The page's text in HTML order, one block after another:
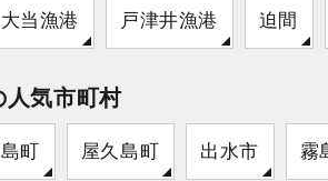
大当漁港 戸津井漁港 迫間
人気市町村
町 屋久島町 出水市 霧